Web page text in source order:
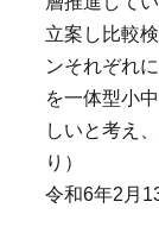
立案し比較
ンそれぞれ
を一体型小
しいと考え
り）
令和6年2月